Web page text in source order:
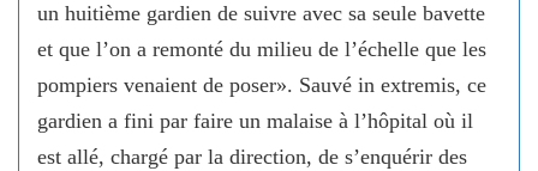
un huitième gardien de suivre avec sa seule bavette
et que l’on a remonté du milieu de l’échelle que les
pompiers venaient de poser». Sauvé in extremis, ce
gardien a fini par faire un malaise à l’hôpital où il
est allé, chargé par la direction, de s’enquérir des